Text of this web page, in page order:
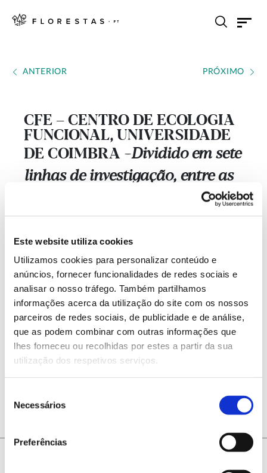
Este website utiliza cookies
Utilizamos cookies para personalizar conteúdo e
anúncios, fornecer funcionalidades de redes sociais e
analisar o nosso tráfego. Também partilhamos
informações acerca da utilização do site com os nossos
parceiros de redes sociais, de publicidade e de análise,
que as podem combinar com outras informações que
lhes forneceu ou recolhidas por estes a partir da sua
utilização dos respetivos serviços.
Necessários
Preferências
ANTERIOR PRÓXIMO
CFE – CENTRO DE ECOLOGIA
FUNCIONAL, UNIVERSIDADE
DE COIMBRA --- Dividido em sete
linhas de investigação, entre as
Florestal que estuda, entre
outros, Gestão Florestal e Novos
Ecossistemas Florestais.
ANTERIOR